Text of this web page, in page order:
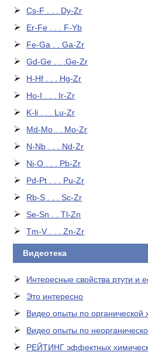
Cs-F . . . Dy-Zr
Er-Fe . . . F-Yb
Fe-Ga . . Ga-Zr
Gd-Ge . . .Ge-Zr
H-Hf . . . Hg-Zr
Ho-I . . . Ir-Zr
K-li . . . Lu-Zr
Md-Mo . . Mo-Zr
N-Nb . . . Nd-Zr
Ni-O . . . Pb-Zr
Pd-Pt . . . Pu-Zr
Rb-S . . . Sc-Zr
Se-Sn . . Tl-Zn
Tm-V . . . Zn-Zr
Видеотека
Интересные свойства ртути и
Это интересно
Видео опыты по органической
Видео опыты по
РЕЙТИНГ эффектных